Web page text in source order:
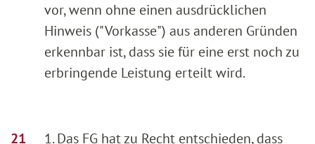
vor, wenn ohne einen ausdrücklichen
Hinweis ("Vorkasse") aus anderen Gründen
erkennbar ist, dass sie für eine erst noch zu
erbringende Leistung erteilt wird.
1. Das FG hat zu Recht entschieden, dass